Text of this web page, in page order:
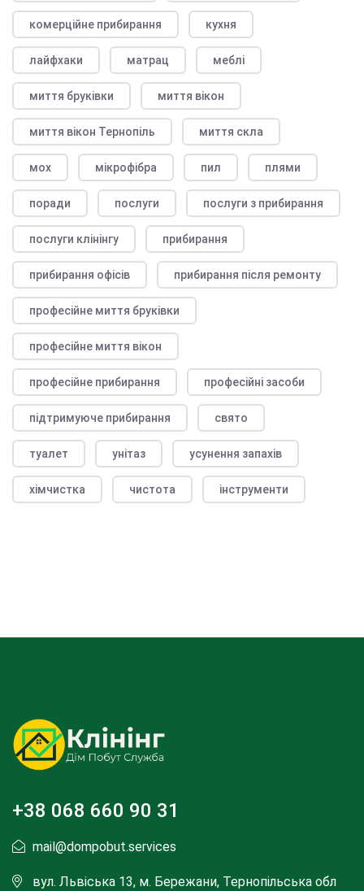
комерційне прибирання кухня
лайфхаки матрац меблі
миття бруківки миття вікон
миття вікон Тернопіль миття скла
мох мікрофібра пил плями
поради послуги послуги з прибирання
послуги клінінгу прибирання
прибирання офісів прибирання після ремонту
професійне миття бруківки
професійне миття вікон
професійне прибирання професійні засоби
підтримуюче прибирання свято
туалет унітаз усунення запахів
хімчистка чистота інструменти
+38 068 660 90 31
mail@dompobut.services
вул. Львіська 13, м. Бережани, Тернопільська обл